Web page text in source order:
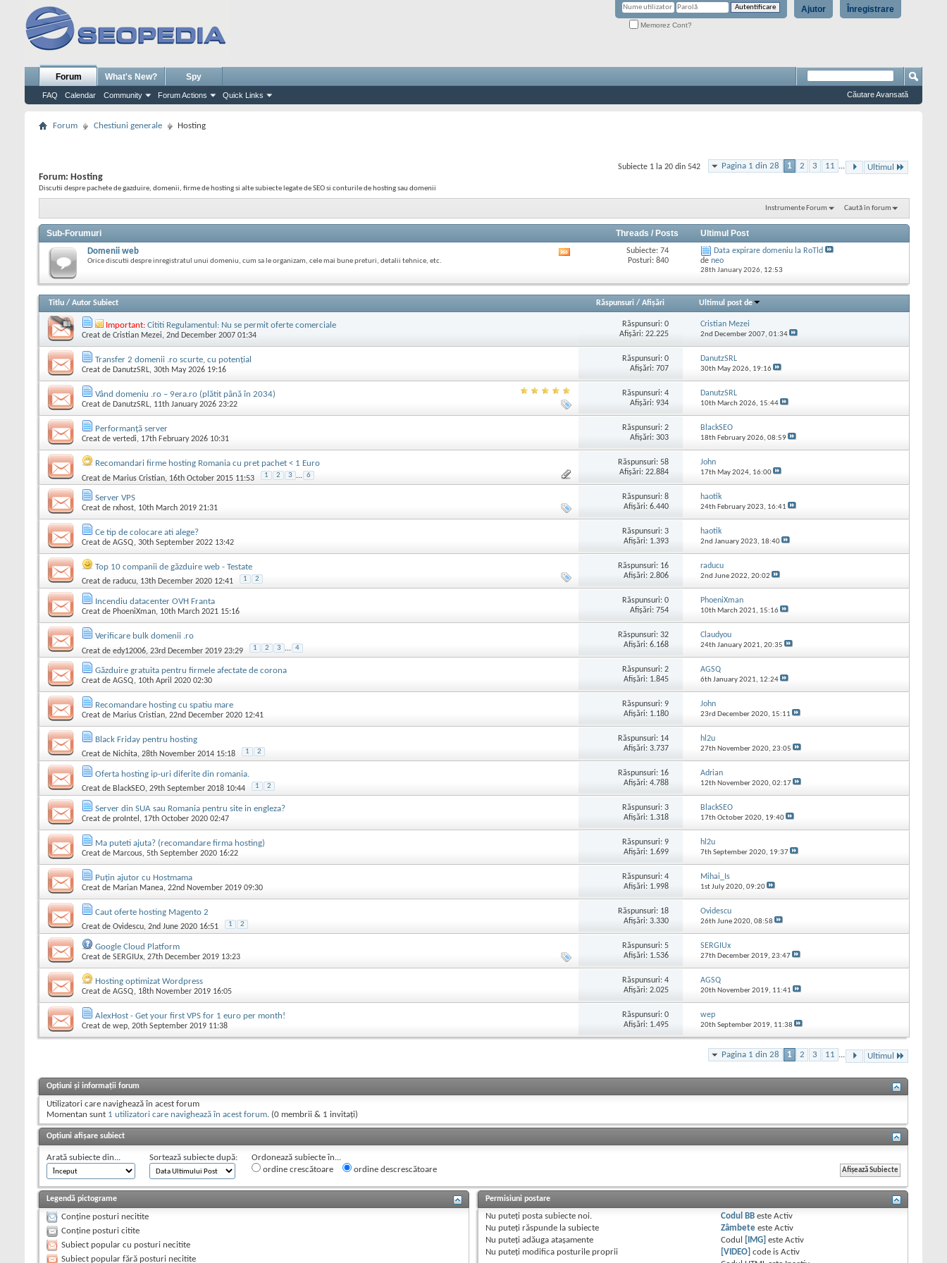
Înregistrare
Ajutor
Memorez Cont?
Forum
FAQ Calendar Community Forum Actions Quick Links
What's New? Spy
Căutare Avansată
Forum Chestiuni generale Hosting
Pagina 1 din 28 1 2 3 11 ... Ultimul
Subiecte 1 la 20 din 542
Forum: Hosting
Discutii despre pachete de gazduire, domenii, firme de hosting si alte subiecte legate de SEO si conturile de hosting sau domenii
Instrumente Forum Caută în forum
Sub-Forumuri Threads / Posts Ultimul Post
Domenii web
Orice discutii despre inregistratul unui domeniu, cum sa le organizam, cele mai bune preturi, detalii tehnice, etc.
ul
acestui
Subiecte: 74
Posturi: 840
Data expirare domeniu la RoTld
de neo
28th January 2026, 12:53
Titlu / Autor Subiect Răspunsuri/ Afişări Ultimul post de
Important: Cititi Regulamentul: Nu se permit oferte comerciale
Creat de Cristian Mezei, 2nd December 2007 01:34
Răspunsuri:0
Afişări: 22.225
Cristian Mezei
2nd December 2007, 01:34
Transfer 2 domenii .ro scurte, cu potențial
Creat de DanutzSRL, 30th May 2026 19:16
Răspunsuri:0
Afişări: 707
DanutzSRL
30th May 2026, 19:16
Vând domeniu .ro – 9era.ro (plătit până în 2034)
Creat de DanutzSRL, 11th January 2026 23:22
Răspunsuri:4
Afişări: 934
DanutzSRL
10th March 2026, 15:44
Performanță server
Creat de vertedi, 17th February 2026 10:31
Răspunsuri:2
Afişări: 303
BlackSEO
18th February 2026, 08:59
Recomandari firme hosting Romania cu pret pachet < 1 Euro
Creat de Marius Cristian, 16th October 2015 11:53 1 2 3 ... 6
Răspunsuri:58
Afişări: 22.884
John
17th May 2024, 16:00
Server VPS
Creat de rxhost, 10th March 2019 21:31
Răspunsuri:8
Afişări: 6.440
haotik
24th February 2023, 16:41
Ce tip de colocare ati alege?
Creat de AGSQ, 30th September 2022 13:42
Răspunsuri:3
Afişări: 1.393
haotik
2nd January 2023, 18:40
Top 10 companii de găzduire web - Testate
Creat de raducu, 13th December 2020 12:41 1 2
Răspunsuri: 16
Afişări: 2.806
raducu
2nd June 2022, 20:02
Incendiu datacenter OVH Franta
Creat de PhoeniXman, 10th March 2021 15:16
Răspunsuri:0
Afişări: 754
PhoeniXman
10th March 2021, 15:16
Verificare bulk domenii .ro
Creat de edy12006, 23rd December 2019 23:29 1 2 3 ... 4
Răspunsuri:32
Afişări: 6.168
Claudyou
24th January 2021, 20:35
Găzduire gratuita pentru firmele afectate de corona
Creat de AGSQ, 10th April 2020 02:30
Răspunsuri:2
Afişări: 1.845
AGSQ
6th January 2021, 12:24
Recomandare hosting cu spatiu mare
Creat de Marius Cristian, 22nd December 2020 12:41
Răspunsuri:9
Afişări: 1.180
John
23rd December 2020, 15:11
Black Friday pentru hosting
Creat de Nichita, 28th November 2014 15:18 1 2
Răspunsuri: 14
Afişări: 3.737
hl2u
27th November 2020, 23:05
Oferta hosting ip-uri diferite din romania.
Creat de BlackSEO, 29th September 2018 10:44 1 2
Răspunsuri: 16
Afişări: 4.788
Adrian
12th November 2020, 02:17
Server din SUA sau Romania pentru site in engleza?
Creat de proIntel , 17th October 2020 02:47
Răspunsuri:3
Afişări: 1.318
BlackSEO
17th October 2020, 19:40
Ma puteti ajuta? (recomandare firma hosting)
Creat de Marcous, 5th September 2020 16:22
Răspunsuri:9
Afişări: 1.699
hl2u
7th September 2020, 19:37
Puțin ajutor cu Hostmama
Creat de Marian Manea, 22nd November 2019 09:30
Răspunsuri:4
Afişări: 1.998
Mihai_Is
1st July 2020, 09:20
Caut oferte hosting Magento 2
Creat de Ovidescu, 2nd June 2020 16:51 1 2
Răspunsuri: 18
Afişări: 3.330
Ovidescu
26th June 2020, 08:58
Google Cloud Platform
Creat de SERGIUx, 27th December 2019 13:23
Răspunsuri:5
Afişări: 1.536
SERGIUx
27th December 2019, 23:47
Hosting optimizat Wordpress
Creat de AGSQ, 18th November 2019 16:05
Răspunsuri:4
Afişări: 2.025
AGSQ
20th November 2019, 11:41
AlexHost - Get your first VPS for 1 euro per month!
Creat de wep, 20th September 2019 11:38
Răspunsuri:0
Afişări: 1.495
wep
20th September 2019, 11:38
Pagina 1 din 28 1 2 3 11 ... Ultimul
Opțiuni și informații forum
Utilizatori care navighează în acest forum
Momentan sunt 1 utilizatori care navighează în acest forum. (0 membrii & 1 invitaţi)
Opțiuni afișare subiect
Arată subiecte din... Sortează subiecte după:
Ordonează subiecte în...
ordine crescătoare
ordine descrescătoare
Legendă pictograme
Conține posturi necitite
Conține posturi citite
Subiect popular cu posturi necitite
Subiect popular fără posturi necitite
Permisiuni postare
Nu puteţi posta subiecte noi.
Nu puteţi răspunde la subiecte
Nu puteţi adăuga ataşamente
Nu puteţi modifica posturile proprii
Codul BB esteActiv
Zâmbete esteActiv
Codul
[IMG] esteActiv
[VIDEO] code isActiv